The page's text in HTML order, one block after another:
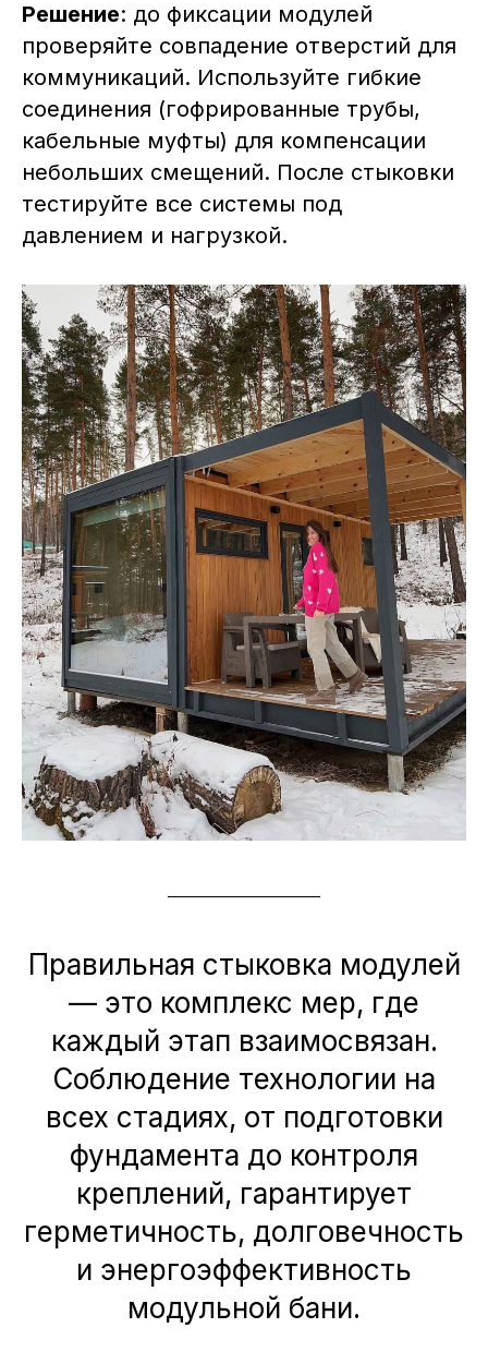
Решение: до фиксации модулей
проверяйте совпадение отверстий для
коммуникаций. Используйте гибкие
соединения (гофрированные трубы,
кабельные муфты) для компенсации
небольших смещений. После стыковки
тестируйте все системы под
давлением и нагрузкой.
Правильная стыковка модулей
— это комплекс мер, где
каждый этап взаимосвязан.
Соблюдение технологии на
всех стадиях, от подготовки
фундамента до контроля
креплений, гарантирует
герметичность, долговечность
и энергоэффективность
модульной бани.